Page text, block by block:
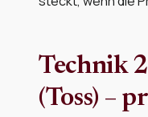
Technik
(Toss) –